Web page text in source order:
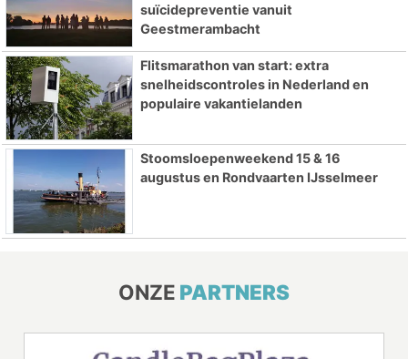
suïcidepreventie vanuit
Geestmerambacht
Flitsmarathon van start: extra
snelheidscontroles in Nederland en
populaire vakantielanden
Stoomsloepenweekend 15 & 16
augustus en Rondvaarten IJsselmeer
ONZE PARTNERS